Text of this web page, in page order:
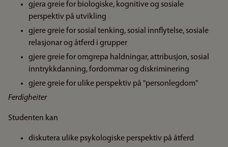
gjera greie for biologiske, kognitive og sosiale
perspektiv på utvikling
gjere greie for sosial tenking, sosial innflytelse, sosiale
relasjonar og åtferd i grupper
gjere greie for omgrepa haldningar, attribusjon, sosial
inntrykkdanning, fordommar og diskriminering
gjere greie for ulike perspektiv på "personlegdom"
Ferdigheiter
Studenten kan
diskutera ulike psykologiske perspektiv på åtferd